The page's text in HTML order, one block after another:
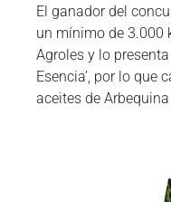
El ganador del
un mínimo de 3.000
Agroles y lo
Esencia’, por lo que
aceites de